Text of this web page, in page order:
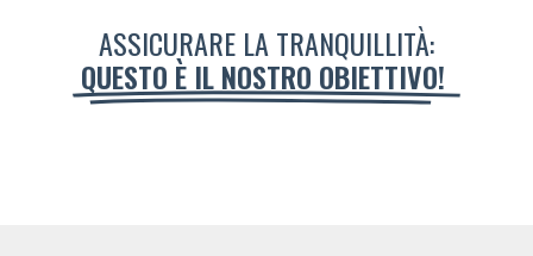
ASSICURARE LA TRANQUILLITÀ:
QUESTO È IL NOSTRO OBIETTIVO!